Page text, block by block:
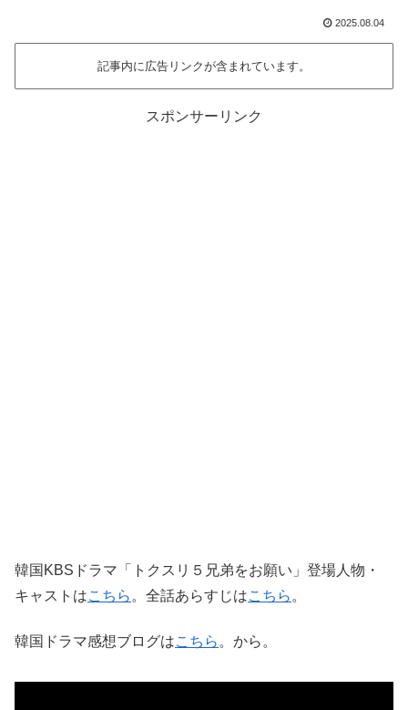
2025.08.04
記事内に広告リンクが含まれています。
スポンサーリンク
韓国KBSドラマ「トクスリ５兄弟をお願い」登場人物・
キャストはこちら 。全話あらすじはこちら 。
韓国ドラマ感想ブログはこちら 。から。